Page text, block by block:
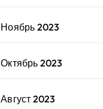
Ноябрь 2023
Октябрь 2023
Август 2023